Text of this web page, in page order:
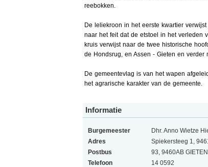
reebokken.
De leliekroon in het eerste kwartier
naar het feit dat de etstoel in het verleden
kruis verwijst naar de twee historische
de Hondsrug, en Assen - Gieten en
De gemeentevlag is van het wapen
het agrarische karakter van de gemeente.
Informatie
Burgemeester
Dhr. Anno Wietze
Adres
Spiekersteeg 1,
Postbus
93, 9460AB GIETEN
Telefoon
14 0592